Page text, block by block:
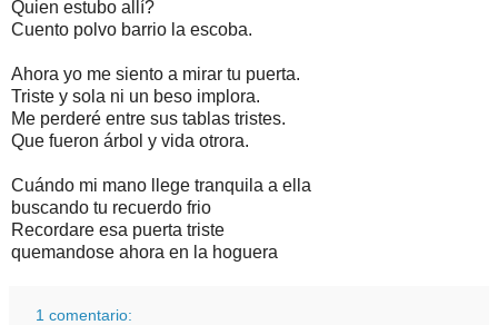
Quien estubo allí?
Cuento polvo barrio la escoba.
Ahora yo me siento a mirar tu puerta.
Triste y sola ni un beso implora.
Me perderé entre sus tablas tristes.
Que fueron árbol y vida otrora.
Cuándo mi mano llege tranquila a ella
buscando tu recuerdo frio
Recordare esa puerta triste
quemandose ahora en la hoguera
1 comentario: